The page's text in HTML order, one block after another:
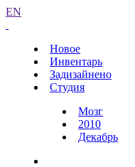
EN
Новое
Инвентарь
Задизайнено
Студия
Мозг
2010
Декабрь